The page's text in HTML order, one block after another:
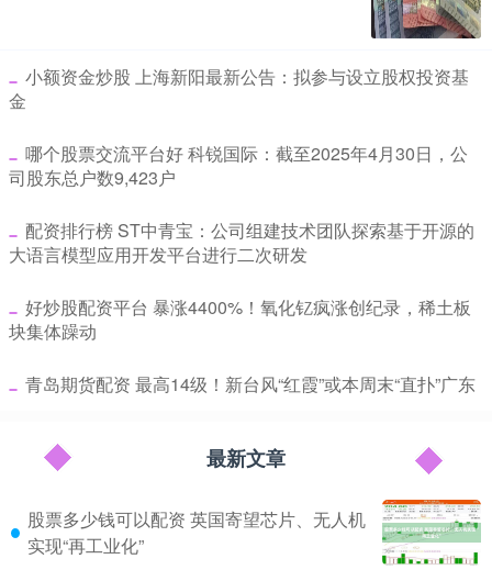
​小额资金炒股 上海新阳最新公告：拟参与设立股权投资基
金
​哪个股票交流平台好 科锐国际：截至2025年4月30日，公
司股东总户数9,423户
​配资排行榜 ST中青宝：公司组建技术团队探索基于开源的
大语言模型应用开发平台进行二次研发
​好炒股配资平台 暴涨4400%！氧化钇疯涨创纪录，稀土板
块集体躁动
​青岛期货配资 最高14级！新台风“红霞”或本周末“直扑”广东
最新文章
股票多少钱可以配资 英国寄望芯片、无人机
实现“再工业化”